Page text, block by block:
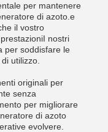
per mantenere
di azoto.e
il vostro
nostri
per soddisfare le
utilizzo.
originali per
senza
per migliorare
di azoto
evolvere.